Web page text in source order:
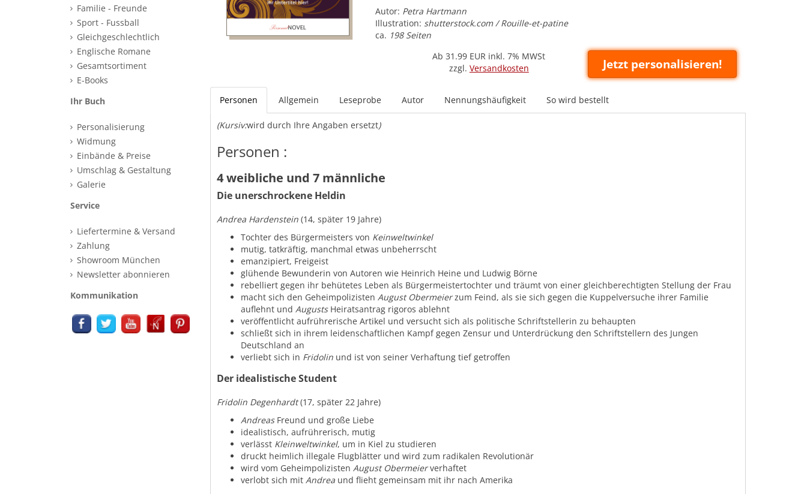
Familie - Freunde
Sport - Fussball
Gleichgeschlechtlich
Englische Romane
Gesamtsortiment
E-Books
Ihr Buch
Personalisierung
Widmung
Einbände & Preise
Umschlag & Gestaltung
Galerie
Service
Liefertermine & Versand
Zahlung
Showroom München
Newsletter abonnieren
Kommunikation
Autor: Petra Hartmann
Illustration: shutterstock.com / Rouille-et-patine
ca. 198 Seiten
Ab 31.99 EUR inkl. 7% MWSt
zzgl. Versandkosten Jetzt personalisieren!
Personen Allgemein Leseprobe Autor Nennungshäufigkeit So wird bestellt
(Kursiv:wird durch Ihre Angaben ersetzt)
Personen :
4 weibliche und 7 männliche
Die unerschrockene Heldin
Andrea Hardenstein(14, später 19 Jahre)
Tochter des Bürgermeisters von Keinweltwinkel
mutig, tatkräftig, manchmal etwas unbeherrscht
emanzipiert, Freigeist
glühende Bewunderin von Autoren wie Heinrich Heine und Ludwig Börne
rebelliert gegen ihr behütetes Leben als Bürgermeistertochter und träumt von einer gleichberechtigten Stellung der Frau
macht sich den Geheimpolizisten August Obermeierzum Feind, als sie sich gegen die Kuppelversuche ihrer Familie
auflehnt und AugustsHeiratsantrag rigoros ablehnt
veröffentlicht aufrührerische Artikel und versucht sich als politische Schriftstellerin zu behaupten
schließt sich in ihrem leidenschaftlichen Kampf gegen Zensur und Unterdrückung den Schriftstellern des Jungen
Deutschland an
verliebt sich in Fridolinund ist von seiner Verhaftung tief getroffen
Der idealistische Student
Fridolin Degenhardt(17, später 22 Jahre)
AndreasFreund und große Liebe
idealistisch, aufrührerisch, mutig
verlässt Kleinweltwinkel, um in Kiel zu studieren
druckt heimlich illegale Flugblätter und wird zum radikalen Revolutionär
wird vom Geheimpolizisten August Obermeierverhaftet
verlobt sich mit Andreaund flieht gemeinsam mit ihr nach Amerika